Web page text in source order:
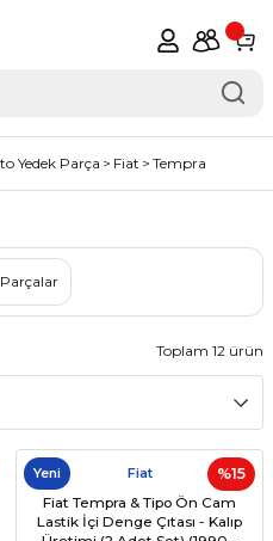
Yedek Parça Fiat Tempra
Toplam 12 ürün
%15
Yeni Fiat
Fiat Tempra & Tipo Ön Cam
Lastik İçi Denge Çıtası - Kalıp